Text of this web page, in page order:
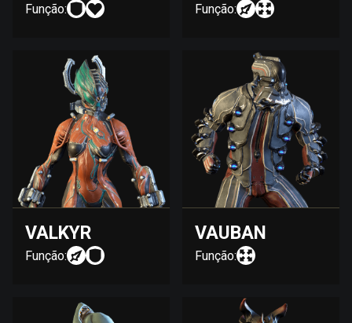
Função: Função:
VALKYR
Função:
VAUBAN
Função: